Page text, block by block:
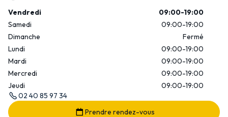
Vendredi
09:00-19:00
Samedi
09:00-19:00
Dimanche
Fermé
Lundi
09:00-19:00
Mardi
09:00-19:00
Mercredi
09:00-19:00
Jeudi
09:00-19:00
02 40 85 97 34
Prendre rendez-vous